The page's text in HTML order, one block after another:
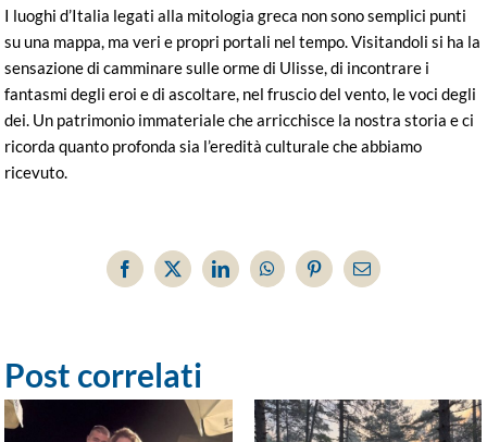
I luoghi d’Italia legati alla mitologia greca non sono semplici punti
su una mappa, ma veri e propri portali nel tempo. Visitandoli si ha la
sensazione di camminare sulle orme di Ulisse, di incontrare i
fantasmi degli eroi e di ascoltare, nel fruscio del vento, le voci degli
dei. Un patrimonio immateriale che arricchisce la nostra storia e ci
ricorda quanto profonda sia l’eredità culturale che abbiamo
ricevuto.
Facebook
X LinkedInWhatsAppPinterestEmail
Post correlati